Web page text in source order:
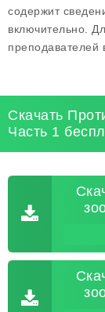
содержит
включительно.
преподавателей
Скачать
Часть 1